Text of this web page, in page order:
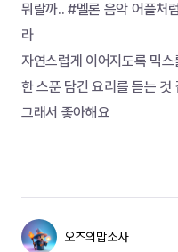
뭐랄까.. #멜론 음악 어플처
라
자연스럽게 이어지도록 믹
한 스푼 담긴 요리를 듣는 것
그래서 좋아해요
오즈의맙소사